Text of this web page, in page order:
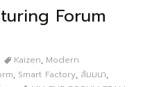
Forum
Kaizen, Modern
, Smart Factory, สัมมนา,